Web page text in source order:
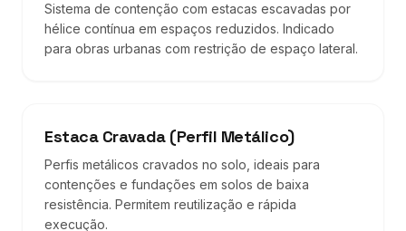
Sistema de contenção com estacas escavadas por
hélice contínua em espaços reduzidos. Indicado
para obras urbanas com restrição de espaço lateral.
Estaca Cravada (Perfil Metálico)
Perfis metálicos cravados no solo, ideais para
contenções e fundações em solos de baixa
resistência. Permitem reutilização e rápida
execução.